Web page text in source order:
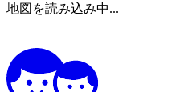
地図を読み込み中...